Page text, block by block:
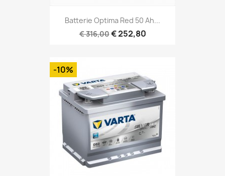
Batterie Optima Red 50 Ah...
€ 316,00€ 252,80
-10%